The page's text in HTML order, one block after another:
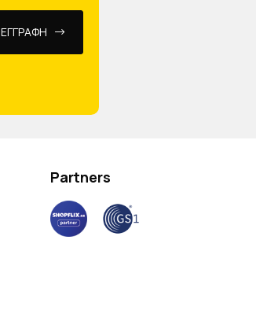
ΕΓΓΡΑΦΗ
Partners